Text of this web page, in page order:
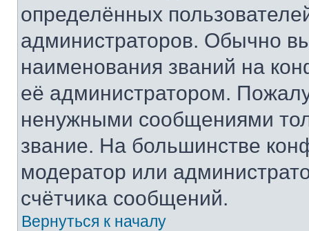
определённых
администраторов. Обычно
наименования званий на
её администратором.
ненужными сообщениями
звание. На большинстве
модератор или
счётчика сообщений.
Вернуться к началу